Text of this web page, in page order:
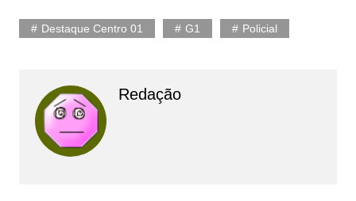
Destaque Centro 01 G1 Policial
Redação